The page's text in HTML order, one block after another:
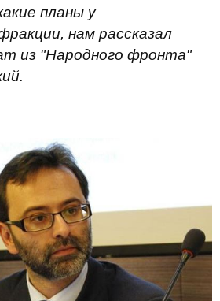
планы у
нам рассказал
из "Народного фронта"